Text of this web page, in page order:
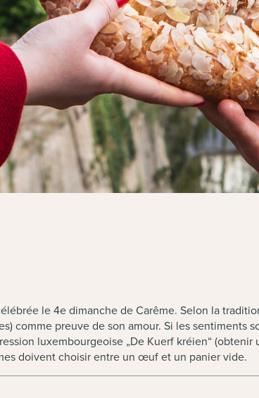
le 4e dimanche de Carême. Selon la
comme preuve de son amour. Si les
luxembourgeoise „De Kuerf kréien“
doivent choisir entre un œuf et un panier vide.